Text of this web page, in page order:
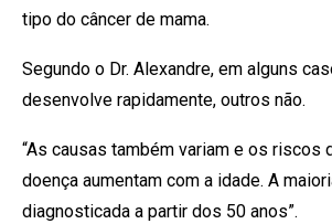
tipo do câncer de mama.
Segundo o Dr. Alexandre, em alguns
desenvolve rapidamente, outros não.
“As causas também variam e os riscos
doença aumentam com a idade. A
diagnosticada a partir dos 50 anos”.